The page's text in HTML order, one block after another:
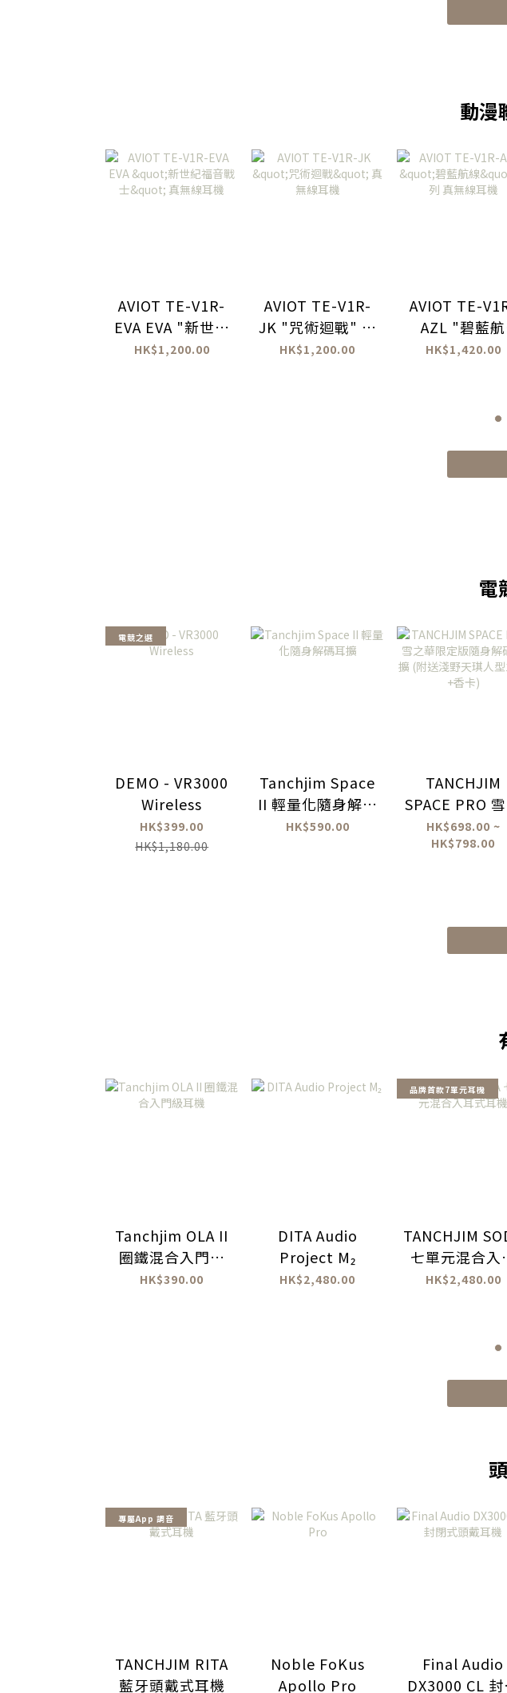
動漫
AVIOT TE-V1R-
EVA EVA "新世紀
福音戰士" 真無線
HK$1,200.00
AVIOT TE-V1R-
JK "咒術迴戰" 真
無線耳機
HK$1,200.00
AVIOT TE-
AZL "碧藍航
線"系列 真無線
HK$1,420.00
電
電競之選
DEMO - VR3000
Wireless
HK$399.00
HK$1,180.00
Tanchjim Space
II 輕量化隨身解碼
耳擴
HK$590.00
TANCHJIM
SPACE PRO
華限定版隨身解
碼耳擴 (附送淺
HK$698.00 ~
HK$798.00
Tanchjim OLA II
圈鐵混合入門級
耳機
HK$390.00
DITA Audio
Project M₂
HK$2,480.00
品牌首款7單元耳機
TANCHJIM
七單元混合入
式耳機
HK$2,480.00
專屬App 調音
TANCHJIM RITA
藍牙頭戴式耳機
Noble FoKus
Apollo Pro
Final Audio
DX3000 CL 封